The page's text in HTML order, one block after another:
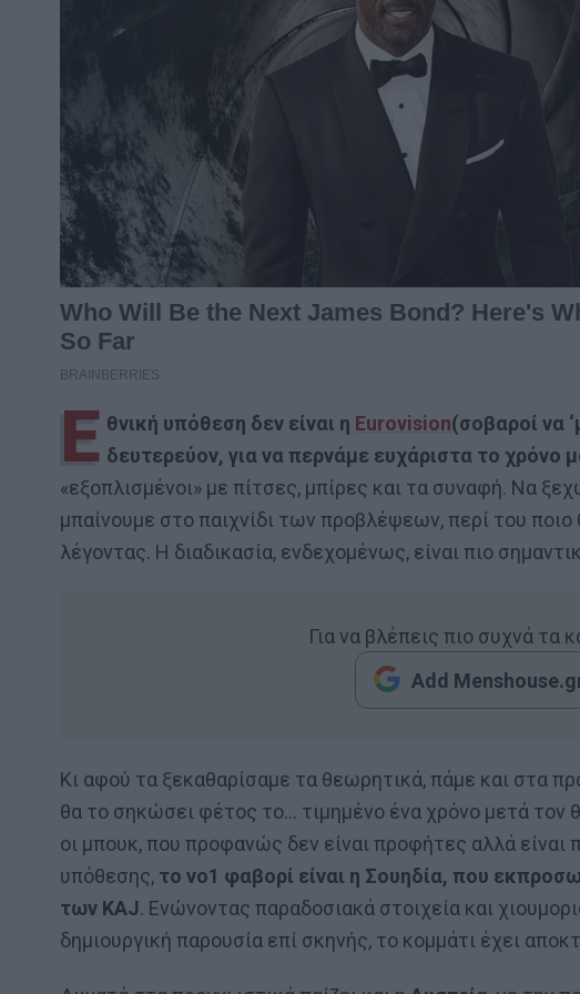
Ε θνική υπόθεση δεν είναι η Eurovision(σοβαροί να
δευτερεύον, για να περνάμε ευχάριστα το χρόνο
«εξοπλισμένοι» με πίτσες, μπίρες και τα συναφή. Nα
μπαίνουμε στο παιχνίδι των προβλέψεων, περί του ποιο
λέγοντας. Η διαδικασία, ενδεχομένως, είναι πιο
Για να βλέπεις πιο συχνά τα
Add
Κι αφού τα ξεκαθαρίσαμε τα θεωρητικά, πάμε και στα
θα το σηκώσει φέτος το… τιμημένο ένα χρόνο μετά τον
οι μπουκ, που προφανώς δεν είναι προφήτες αλλά είναι
υπόθεσης, το νο1 φαβορί είναι η Σουηδία, που
των KAJ. Ενώνοντας παραδοσιακά στοιχεία και
δημιουργική παρουσία επί σκηνής, το κομμάτι έχει